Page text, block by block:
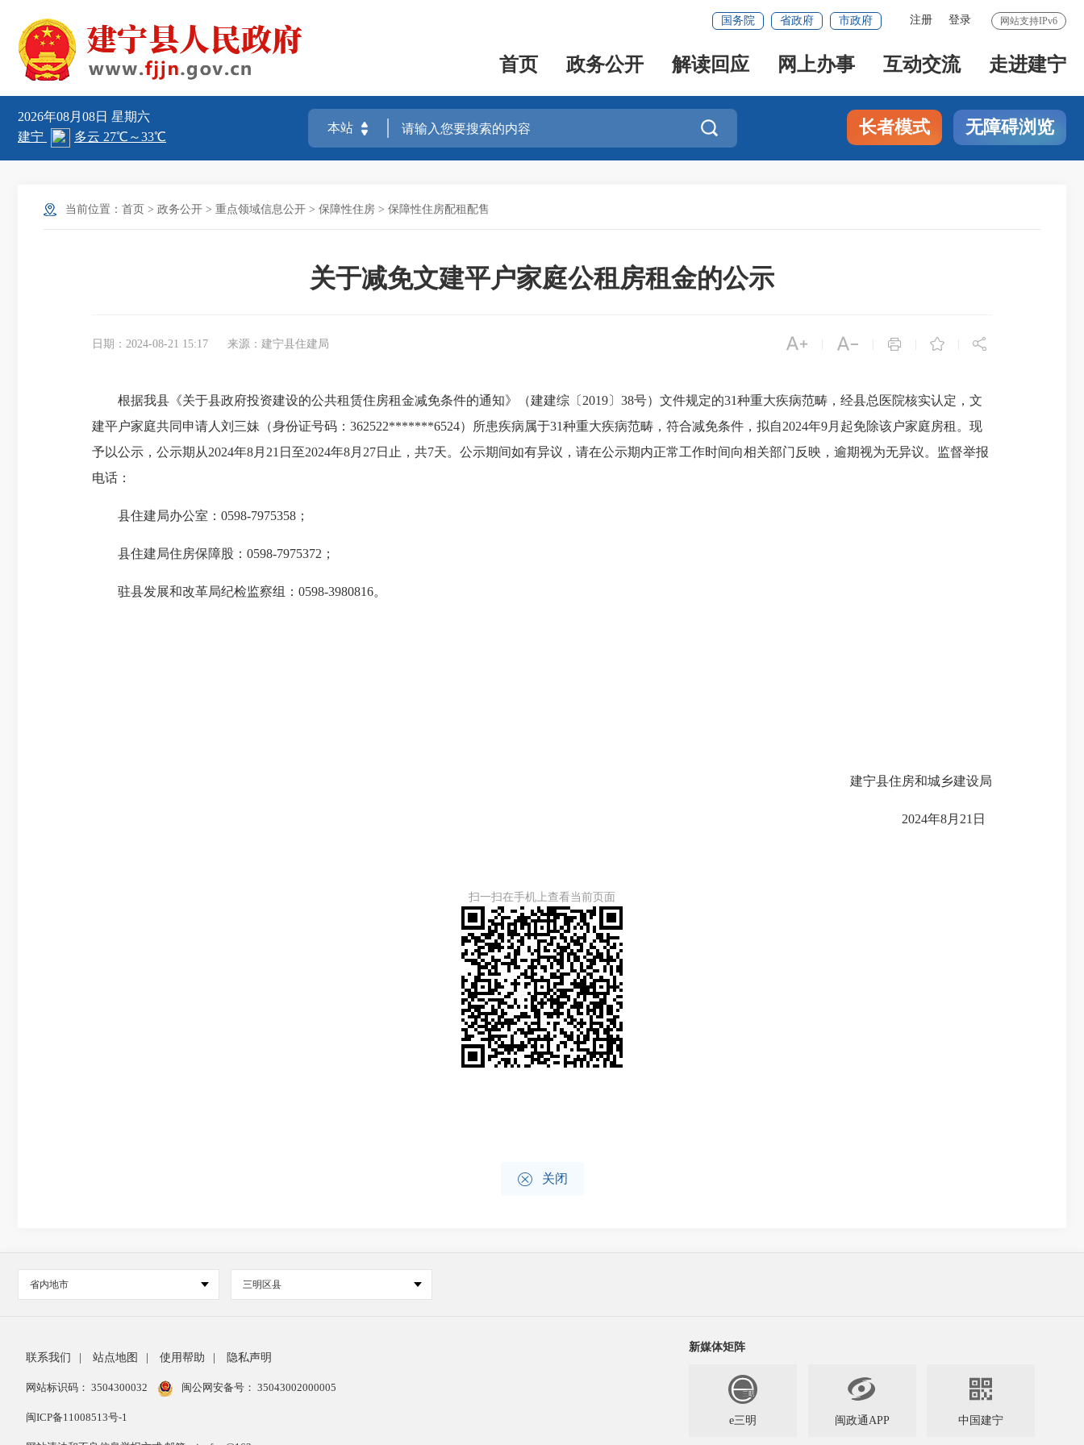
网站支持IPv6
注册 登录
国务院 省政府 市政府
首页 政务公开 解读回应 网上办事 互动交流 走进建宁
2026年08月08日 星期六
 长者模式 无障碍浏览
当前位置： 首页 > 政务公开 > 重点领域信息公开 > 保障性住房 > 保障性住房配租配售
关于减免文建平户家庭公租房租金的公示
日期：2024-08-21 15:17 来源：建宁县住建局     
根据我县《关于县政府投资建设的公共租赁住房租金减免条件的通知》（建建综〔2019〕38号）文件规定的31种重大疾病范畴，经县总医院核实认定，文
建平户家庭共同申请人刘三妹（身份证号码：362522*******6524）所患疾病属于31种重大疾病范畴，符合减免条件，拟自2024年9月起免除该户家庭房租。现
予以公示，公示期从2024年8月21日至2024年8月27日止，共7天。公示期间如有异议，请在公示期内正常工作时间向相关部门反映，逾期视为无异议。监督举报
电话：
县住建局办公室：0598-7975358；
县住建局住房保障股：0598-7975372；
驻县发展和改革局纪检监察组：0598-3980816。
建宁县住房和城乡建设局
2024年8月21日
扫一扫在手机上查看当前页面
 关闭
省内地市 三明区县
联系我们 站点地图 使用帮助 隐私声明
网站标识码： 3504300032 闽公网安备号： 35043002000005
闽ICP备11008513号-1
新媒体矩阵
e三明

闽政通APP

中国建宁